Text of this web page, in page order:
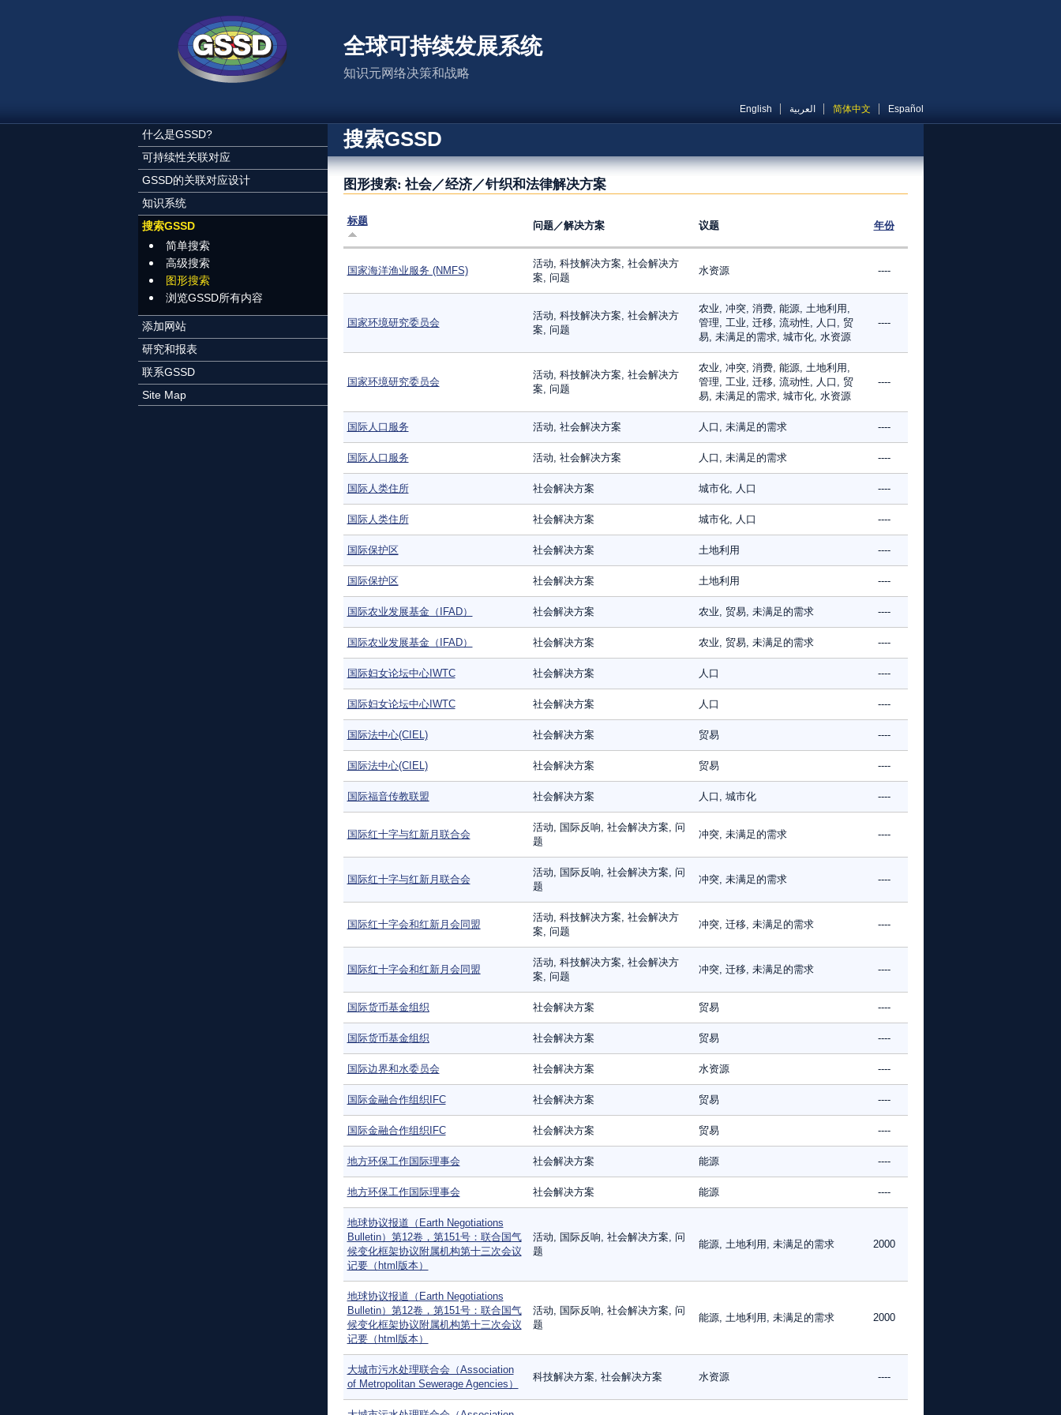
全球可持续发展系统
知识元网络决策和战略
English العربية 简体中文 Español
什么是GSSD?
可持续性关联对应
GSSD的关联对应设计
知识系统
搜索GSSD
简单搜索
高级搜索
图形搜索
浏览GSSD所有内容
添加网站
研究和报表
联系GSSD
Site Map
搜索GSSD
图形搜索: 社会／经济／针织和法律解决方案
标题 问题／解决方案 议题 年份
国家海洋渔业服务 (NMFS)
活动, 科技解决方案, 社会解决方
案, 问题
水资源 ----
国家环境研究委员会
活动, 科技解决方案, 社会解决方
案, 问题
农业, 冲突, 消费, 能源, 土地利用,
管理, 工业, 迁移, 流动性, 人口, 贸
易, 未满足的需求, 城市化, 水资源
----
国家环境研究委员会
活动, 科技解决方案, 社会解决方
案, 问题
农业, 冲突, 消费, 能源, 土地利用,
管理, 工业, 迁移, 流动性, 人口, 贸
易, 未满足的需求, 城市化, 水资源
----
国际人口服务 活动, 社会解决方案 人口, 未满足的需求 ----
国际人口服务 活动, 社会解决方案 人口, 未满足的需求 ----
国际人类住所 社会解决方案 城市化, 人口 ----
国际人类住所 社会解决方案 城市化, 人口 ----
国际保护区 社会解决方案 土地利用 ----
国际保护区 社会解决方案 土地利用 ----
国际农业发展基金（IFAD） 社会解决方案 农业, 贸易, 未满足的需求 ----
国际农业发展基金（IFAD） 社会解决方案 农业, 贸易, 未满足的需求 ----
国际妇女论坛中心IWTC 社会解决方案 人口 ----
国际妇女论坛中心IWTC 社会解决方案 人口 ----
国际法中心(CIEL) 社会解决方案 贸易 ----
国际法中心(CIEL) 社会解决方案 贸易 ----
国际福音传教联盟 社会解决方案 人口, 城市化 ----
国际红十字与红新月联合会
活动, 国际反响, 社会解决方案, 问
题
冲突, 未满足的需求 ----
国际红十字与红新月联合会
活动, 国际反响, 社会解决方案, 问
题
冲突, 未满足的需求 ----
国际红十字会和红新月会同盟
活动, 科技解决方案, 社会解决方
案, 问题
冲突, 迁移, 未满足的需求 ----
国际红十字会和红新月会同盟
活动, 科技解决方案, 社会解决方
案, 问题
冲突, 迁移, 未满足的需求 ----
国际货币基金组织 社会解决方案 贸易 ----
国际货币基金组织 社会解决方案 贸易 ----
国际边界和水委员会 社会解决方案 水资源 ----
国际金融合作组织IFC 社会解决方案 贸易 ----
国际金融合作组织IFC 社会解决方案 贸易 ----
地方环保工作国际理事会 社会解决方案 能源 ----
地方环保工作国际理事会 社会解决方案 能源 ----
地球协议报道（Earth Negotiations
Bulletin）第12卷，第151号：联合国气
候变化框架协议附属机构第十三次会议
记要（html版本）
活动, 国际反响, 社会解决方案, 问
题
能源, 土地利用, 未满足的需求 2000
地球协议报道（Earth Negotiations
Bulletin）第12卷，第151号：联合国气
候变化框架协议附属机构第十三次会议
记要（html版本）
活动, 国际反响, 社会解决方案, 问
题
能源, 土地利用, 未满足的需求 2000
大城市污水处理联合会（Association
of Metropolitan Sewerage Agencies）
科技解决方案, 社会解决方案 水资源 ----